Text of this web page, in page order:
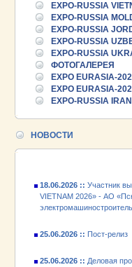
EXPO-RUSSIA
EXPO-RUSSIA
EXPO-RUSSIA
EXPO-RUSSIA
EXPO-RUSSIA
ФОТОГАЛЕРЕЯ
EXPO EURASIA-
EXPO EURASIA-
EXPO-RUSSIA IRAN
НОВОСТИ
25.06.2026 ::Пост-релиз
25.06.2026 :: Деловая
VIETNAM 2026
24.06.2026 ::Открытие
промышленной выставки
VIETNAM 2026» - АО
VIETNAM 2026